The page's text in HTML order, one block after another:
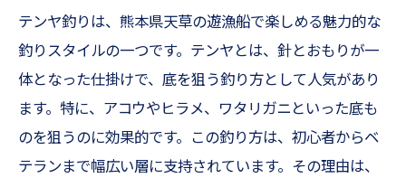
テンヤ釣りは、熊本県天草の遊漁船で楽しめる魅力的な
釣りスタイルの一つです。テンヤとは、針とおもりが一
体となった仕掛けで、底を狙う釣り方として人気があり
ます。特に、アコウやヒラメ、ワタリガニといった底も
のを狙うのに効果的です。この釣り方は、初心者からベ
テランまで幅広い層に支持されています。その理由は、